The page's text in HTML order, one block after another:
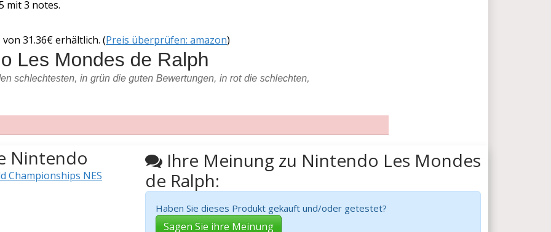
mit 3 notes.
31.36€ erhältlich. (Preis überprüfen: amazon)
Nintendo
Championships NES
Ihre Meinung zu Nintendo Les Mondes
de Ralph:
Haben Sie dieses Produkt gekauft und/oder getestet?
Sagen Sie ihre Meinung